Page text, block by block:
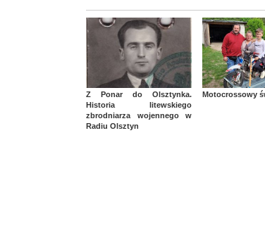
Z Ponar do Olsztynka.
Historia litewskiego
zbrodniarza wojennego w
Radiu Olsztyn
Motocrossowy